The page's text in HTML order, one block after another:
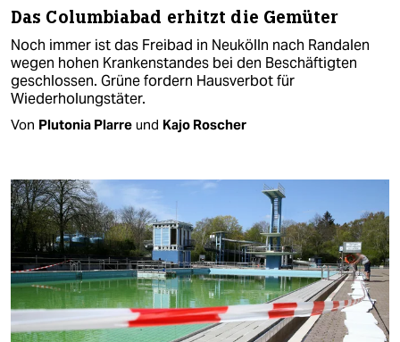
Das Columbiabad erhitzt die Gemüter
Noch immer ist das Freibad in Neukölln nach Randalen
wegen hohen Krankenstandes bei den Beschäftigten
geschlossen. Grüne fordern Hausverbot für
Wiederholungstäter.
Von Plutonia Plarre und Kajo Roscher